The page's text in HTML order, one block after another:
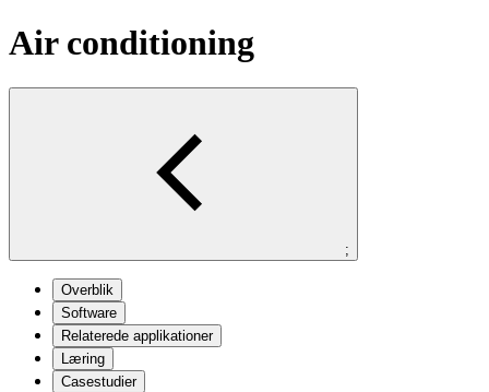
Air conditioning
;
Overblik
Software
Relaterede applikationer
Læring
Casestudier